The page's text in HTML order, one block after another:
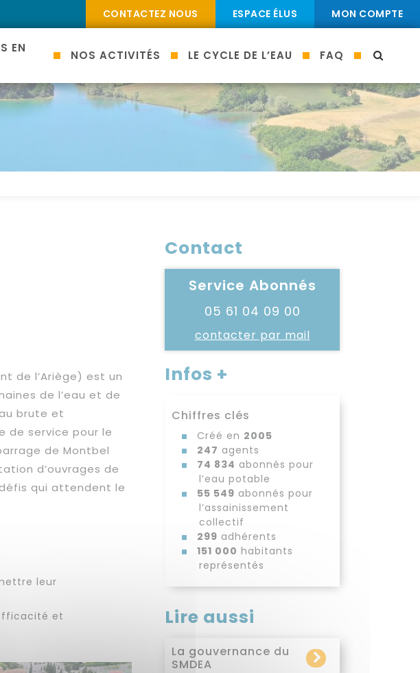
CONTACTEZ NOUS ESPACE ÉLUS MON COMPTE
EN
NOS ACTIVITÉS LE CYCLE DE L’EAU FAQ
de l’Ariège) est un
de l’eau et de
brute et
de service pour le
de Montbel
d’ouvrages de
défis qui attendent le
leur
et
Contact
Service Abonnés
05 61 04 09 00
contacter par mail
Infos +
Chiffres clés
Créé en 2005
247 agents
74 834 abonnés pour
l’eau potable
55 549 abonnés pour
l’assainissement
collectif
299 adhérents
151 000 habitants
représentés
Lire aussi
La gouvernance du
SMDEA
Lire l'article